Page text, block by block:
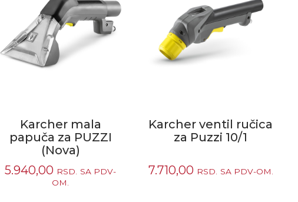
Karcher mala
papuča za PUZZI
(Nova)
5.940,00 RSD.
SA PDV-
OM.
Karcher ventil ručica
za Puzzi 10/1
7.710,00 RSD. SA PDV-OM.